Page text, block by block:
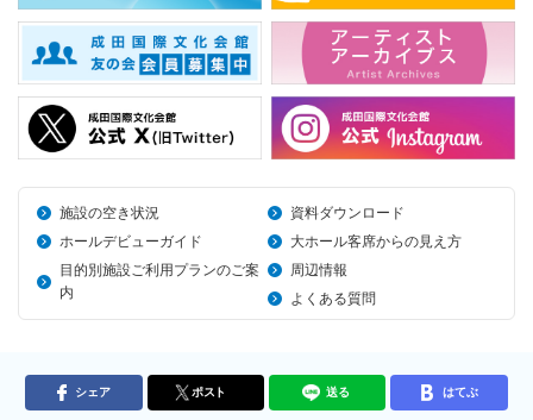
施設の空き状況
資料ダウンロード
ホールデビューガイド
大ホール客席からの見え方
目的別施設ご利用プランのご案
内
周辺情報
よくある質問
シェア ポスト 送る はてぶ